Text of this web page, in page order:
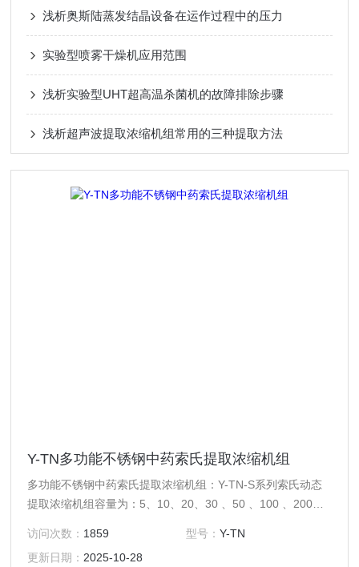
浅析奥斯陆蒸发结晶设备在运作过程中的压力
实验型喷雾干燥机应用范围
浅析实验型UHT超高温杀菌机的故障排除步骤
浅析超声波提取浓缩机组常用的三种提取方法
Y-TN多功能不锈钢中药索氏提取浓缩机组
多功能不锈钢中药索氏提取浓缩机组：Y-TN-S系列索氏动态
提取浓缩机组容量为：5、10、20、30 、50 、100 、200、
研发及中小试生产线。
访问次数： 1859 型号： Y-TN
更新日期： 2025-10-28